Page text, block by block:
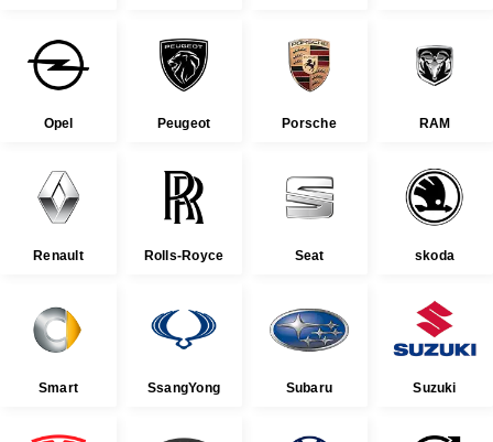
Opel Peugeot Porsche RAM
Renault Rolls-Royce Seat skoda
Smart SsangYong Subaru Suzuki